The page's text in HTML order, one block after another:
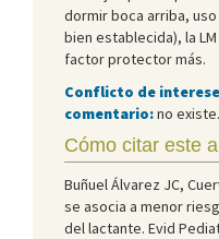
dormir boca arriba,
bien establecida), la
factor protector más.
Conflicto de
comentario:no existe.
Cómo citar este
Buñuel Álvarez JC,
se asocia a menor
del lactante. Evid